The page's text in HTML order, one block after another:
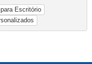
Escritório